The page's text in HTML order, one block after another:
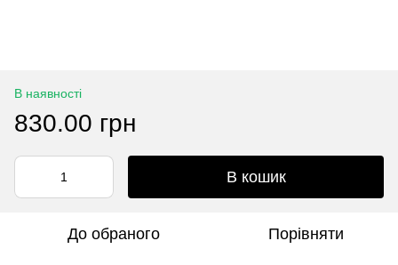
В наявності
830.00 грн
В кошик
До обраного Порівняти